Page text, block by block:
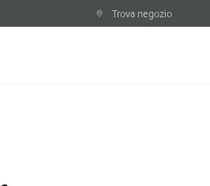
Trova negozio